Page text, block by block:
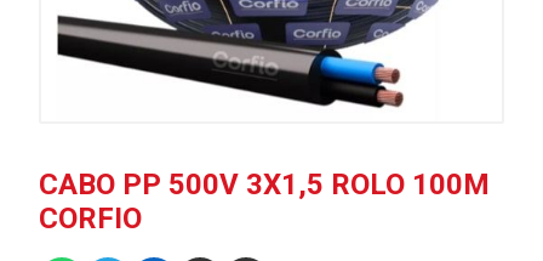
CABO PP 500V 3X1,5 ROLO 100M
CORFIO